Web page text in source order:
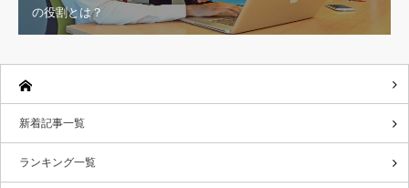
の役割とは？
新着記事一覧
ランキング一覧